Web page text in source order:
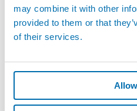
may combine it with other
provided to them or that
of their services.
Gli anni recenti hanno osservato
sistemi di celle a combustibile
di applicazioni...
PRODOTTI